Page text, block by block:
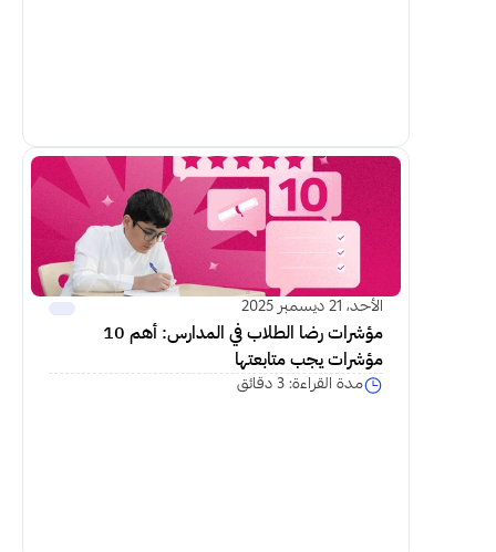
اكمل القراءة
الأحد، 21 ديسمبر 2025
مؤشرات يجب متابعتها
مدة القراءة: 3 دقائق